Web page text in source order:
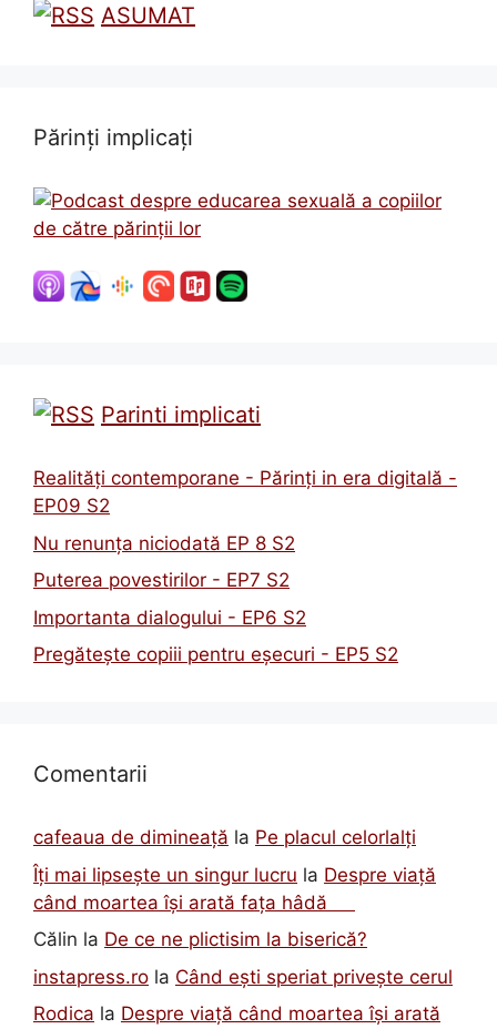
ASUMAT
Părinți implicați
Parinti implicati
Realități contemporane - Părinți in era digitală -
EP09 S2
Nu renunța niciodată EP 8 S2
Puterea povestirilor - EP7 S2
Importanta dialogului - EP6 S2
Pregătește copiii pentru eșecuri - EP5 S2
Comentarii
cafeaua de dimineață la Pe placul celorlalți
Îți mai lipsește un singur lucru la Despre viață
când moartea își arată fața hâdă
Călin la De ce ne plictisim la biserică?
instapress.ro la Când ești speriat privește cerul
Rodica la Despre viață când moartea își arată